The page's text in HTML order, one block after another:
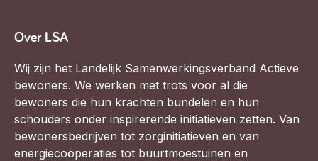
Over LSA
Wij zijn het Landelijk Samenwerkingsverband Actieve
bewoners. We werken met trots voor al die
bewoners die hun krachten bundelen en hun
schouders onder inspirerende initiatieven zetten. Van
bewonersbedrijven tot zorginitiatieven en van
energiecoöperaties tot buurtmoestuinen en